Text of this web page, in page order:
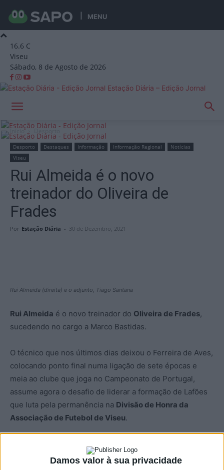
Damos valor à sua privacidade
MENU
16.6 C
Viseu
Sábado, 8 de Agosto de 2026
Estação Diária – Edição Jornal
Início Desporto
Desporto Destaques Informação Informação Regional
Notícias
Viseu
Rui Almeida é o novo
treinador do Oliveira de
Frades
Por Estação Diária - 30 de Dezembro, 2021
Rui Almeida (direita) e o adjunto, Tiago Santana
Rui Almeida é o novo treinador do Oliveira de Frades,
sucedendo no cargo a Marco Bastidas.
O técnico que nos últimos dias deixou o Ferreira de Aves,
colocando ponto final numa ligação de sete épocas e
meia ao clube que joga no Campeonato de Portugal,
assume agora o desafio de liderar a formação de Lafões
que luta pela permanência na Divisão de Honra da
Associação de Futebol de Viseu.
início da carreira, sucedendo no cargo ao luso-